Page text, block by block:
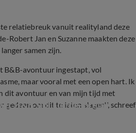
relatiebreuk vanuit realityland deze
Robert Jan en Suzanne maakten deze
samen zijn.
B&B-avontuur ingestapt, vol
maar vooral met een open hart. Ik
dit avontuur en van mijn tijd met
gedaan om dit te laten slagen'', schreef
B&B Vol Liefde-breuk